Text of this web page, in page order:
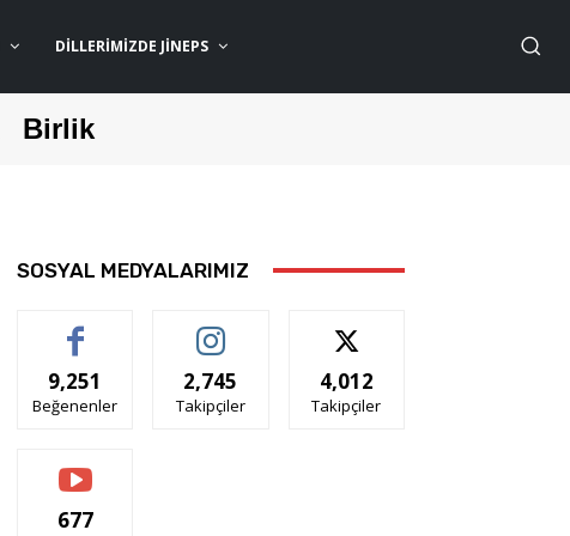
DILLERIMIZDE JİNEPS
Birlik
SOSYAL MEDYALARIMIZ
9,251
Beğenenler
2,745
Takipçiler
4,012
Takipçiler
677